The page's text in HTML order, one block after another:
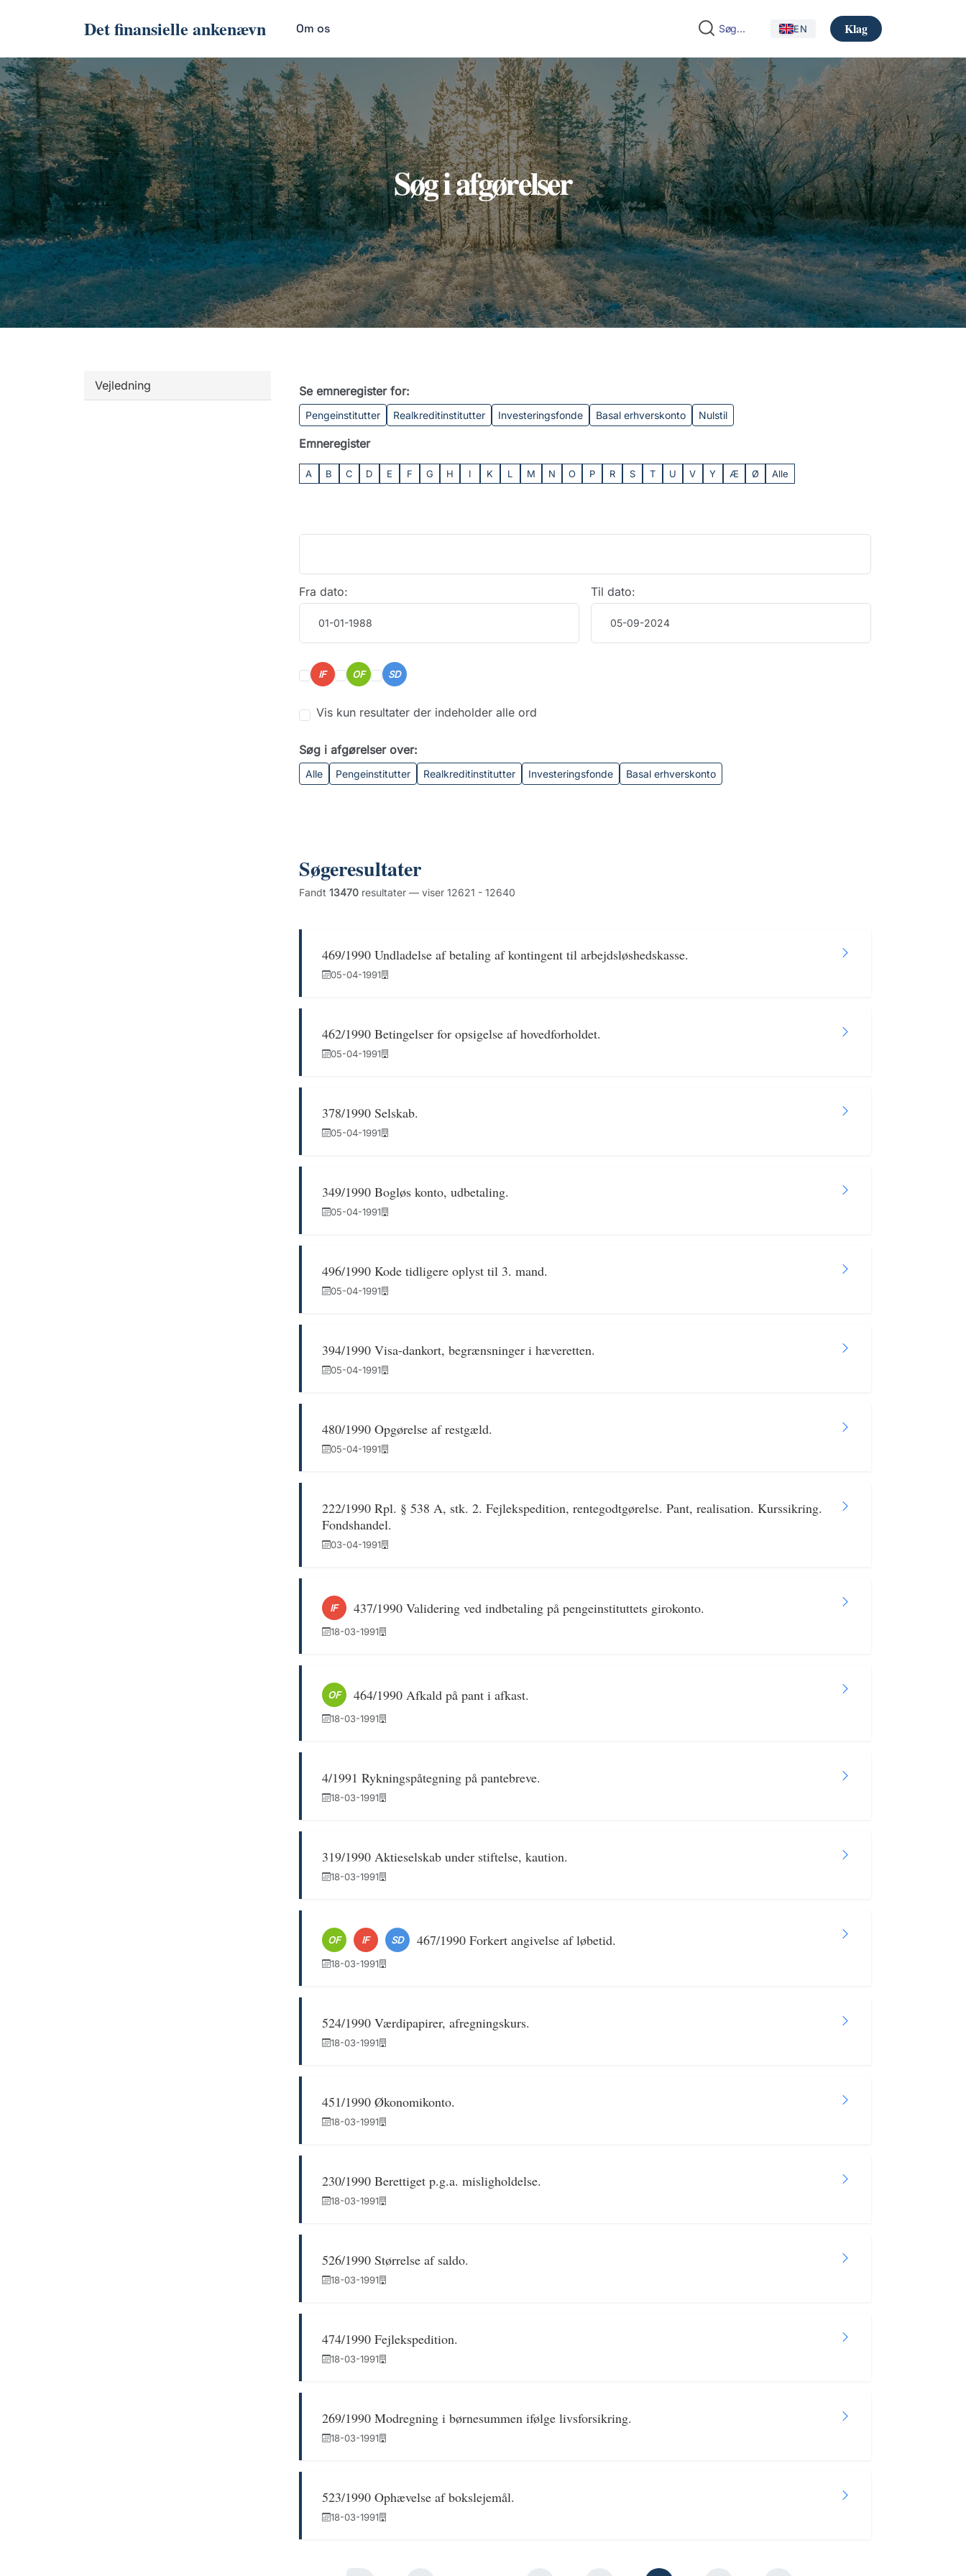
Det finansielle ankenævn Om os EN Klag
Søg i afgørelser
Vejledning Se emneregister for:
Pengeinstitutter Realkreditinstitutter Investeringsfonde Basal erhverskonto Nulstil
Emneregister
A B C D E F G H I K L M N O P R S T U V Y Æ Ø Alle
Fra dato: Til dato:
IF OF SD
Vis kun resultater der indeholder alle ord
Søg i afgørelser over:
Alle Pengeinstitutter Realkreditinstitutter Investeringsfonde Basal erhverskonto
Søgeresultater
Fandt 13470resultater — viser 12621 - 12640
469/1990 Undladelse af betaling af kontingent til arbejdsløshedskasse.
05-04-1991
462/1990 Betingelser for opsigelse af hovedforholdet.
05-04-1991
378/1990 Selskab.
05-04-1991
349/1990 Bogløs konto, udbetaling.
05-04-1991
496/1990 Kode tidligere oplyst til 3. mand.
05-04-1991
394/1990 Visa-dankort, begrænsninger i hæveretten.
05-04-1991
480/1990 Opgørelse af restgæld.
05-04-1991
222/1990 Rpl. § 538 A, stk. 2. Fejlekspedition, rentegodtgørelse. Pant, realisation. Kurssikring.
Fondshandel.
03-04-1991
IF 437/1990 Validering ved indbetaling på pengeinstituttets girokonto.
18-03-1991
OF 464/1990 Afkald på pant i afkast.
18-03-1991
4/1991 Rykningspåtegning på pantebreve.
18-03-1991
319/1990 Aktieselskab under stiftelse, kaution.
18-03-1991
OF IF SD 467/1990 Forkert angivelse af løbetid.
18-03-1991
524/1990 Værdipapirer, afregningskurs.
18-03-1991
451/1990 Økonomikonto.
18-03-1991
230/1990 Berettiget p.g.a. misligholdelse.
18-03-1991
526/1990 Størrelse af saldo.
18-03-1991
474/1990 Fejlekspedition.
18-03-1991
269/1990 Modregning i børnesummen ifølge livsforsikring.
18-03-1991
523/1990 Ophævelse af bokslejemål.
18-03-1991